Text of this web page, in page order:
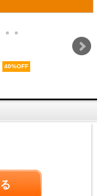
40%OFF